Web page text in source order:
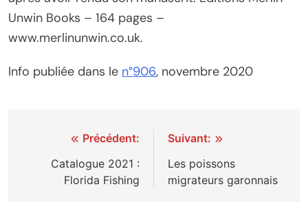
Unwin Books – 164 pages –
www.merlinunwin.co.uk.
Info publiée dans le n°906, novembre 2020
Navigation
l’article
Précédent:
Catalogue 2021 :
Florida Fishing
Suivant:
Les poissons
migrateurs garonnais